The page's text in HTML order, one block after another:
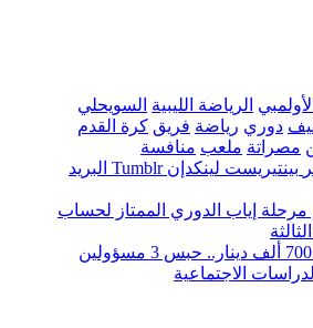
الرياضة الليبية السويحلي
دوري رياضة فريق كرة القدم
مصراتة ملعب منافسة
بينتيريست لينكدإن Tumblr البريد
إياب الدوري الممتاز لحساب
للاستيلاء على 700 ألف دينار.. حبس 3 مسؤولين
الاجتماعية